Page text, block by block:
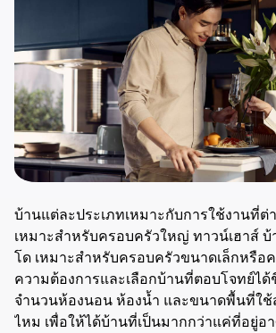
บ้านแต่ละประเภทเหมาะกับการใช้งานที่ต่
เหมาะสำหรับครอบครัวใหญ่ ทาวน์เฮาส์
โด เหมาะสำหรับครอบครัวขนาดเล็กหรือ
ความต้องการและเลือกบ้านที่ตอบโจทย์ได้
จำนวนห้องนอน ห้องน้ำ และขนาดพื้นที่ใช้
ไหม เพื่อให้ได้บ้านที่เป็นมากกว่าแค่ที่อยู่อ